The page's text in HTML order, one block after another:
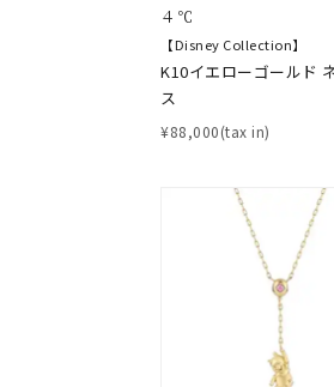
リングサ
価格
在庫
４℃
【Disney Collection】
K10イエローゴールド
ス
¥88,000(tax in)